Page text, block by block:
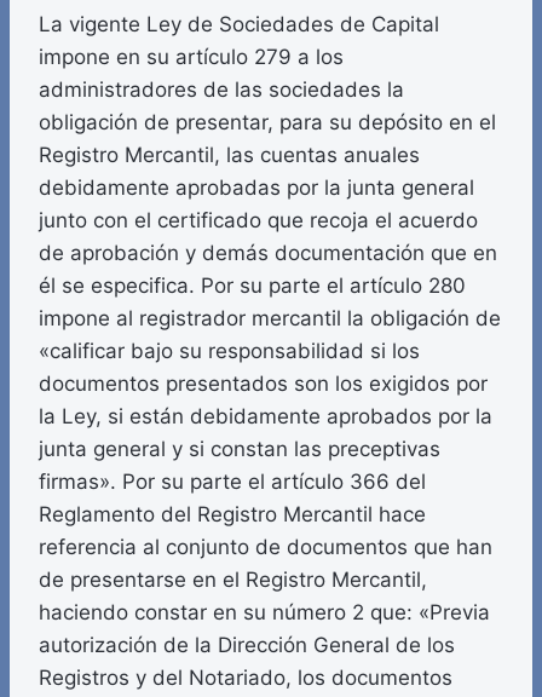
La vigente Ley de Sociedades de Capital
impone en su artículo 279 a los
administradores de las sociedades la
obligación de presentar, para su depósito en el
Registro Mercantil, las cuentas anuales
debidamente aprobadas por la junta general
junto con el certificado que recoja el acuerdo
de aprobación y demás documentación que en
él se especifica. Por su parte el artículo 280
impone al registrador mercantil la obligación de
«calificar bajo su responsabilidad si los
documentos presentados son los exigidos por
la Ley, si están debidamente aprobados por la
junta general y si constan las preceptivas
firmas». Por su parte el artículo 366 del
Reglamento del Registro Mercantil hace
referencia al conjunto de documentos que han
de presentarse en el Registro Mercantil,
haciendo constar en su número 2 que: «Previa
autorización de la Dirección General de los
Registros y del Notariado, los documentos